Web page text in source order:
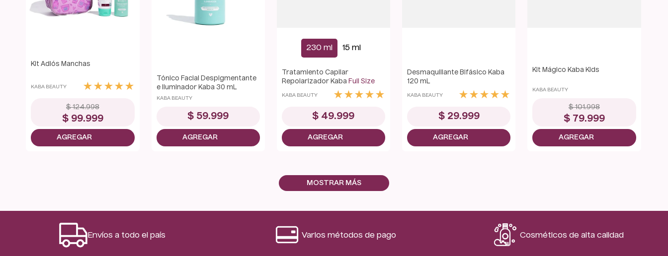
Kit Adiós Manchas
KABA BEAUTY ★ ★ ★ ★ ★
$ 124.998
$ 99.999
Tónico Facial Despigmentante
e Iluminador Kaba 30 mL
KABA BEAUTY
$ 59.999
230 ml 15 ml
Tratamiento Capilar
Repolarizador Kaba Full Size
KABA BEAUTY ★ ★ ★ ★ ★
$ 49.999
Desmaquillante Bifásico Kaba
120 mL
KABA BEAUTY ★ ★ ★ ★ ★
$ 29.999
Kit Mágico Kaba Kids
KABA BEAUTY
$ 101.998
$ 79.999
Envíos a todo el país Varios métodos de pago Cosméticos de alta calidad